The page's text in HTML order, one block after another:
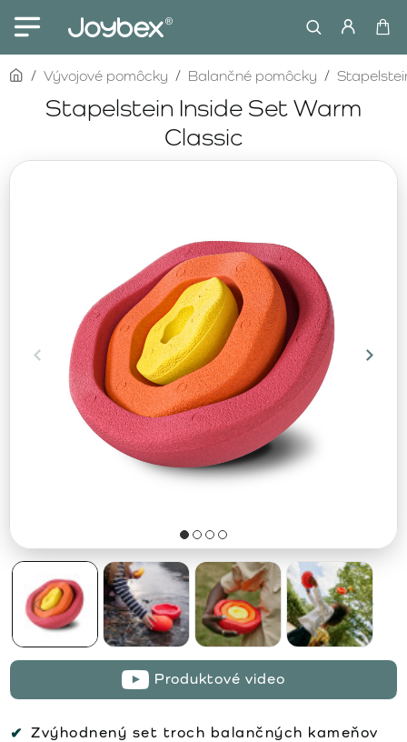
Stapelstein Inside Set Warm
Classic
homeVývojové pomôcky Balančné pomôcky
Produktové video
Zvýhodnený set troch balančných kameňov